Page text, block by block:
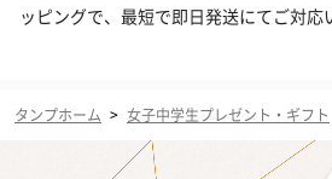
ッピングで、最短で即日発送にてご対応
タンプホーム > 女子中学生プレゼント・ギフト